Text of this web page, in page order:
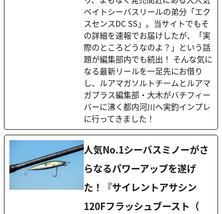
ベイトシーバスリールの弟分「エク
スセンスDC SS」。当サイトでもそ
の詳細を速報でお届けしたが、「実
際のところどうなのよ？」という話
題が編集部内でも続出！ そんな気に
なる最新リールを一足先にお借り
し、ルアマガソルトチームとルアマ
ガプラス編集部・大木がバチフィー
バーに沸く都内河川へ実釣インプレ
に行ってきました！
人気No.1シーバスミノーがさ
らなるパワーアップを遂げ
た！『サイレントアサシン
120Fフラッシュブースト（